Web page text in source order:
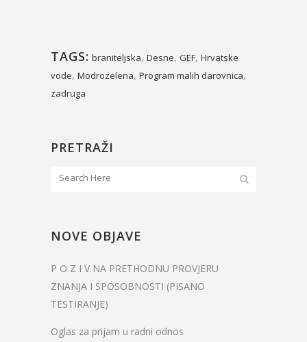
TAGS: braniteljska, Desne, GEF, Hrvatske
vode, Modrozelena, Program malih darovnica,
zadruga
PRETRAŽI
NOVE OBJAVE
P O Z I V NA PRETHODNU PROVJERU
ZNANJA I SPOSOBNOSTI (PISANO
TESTIRANJE)
Oglas za prijam u radni odnos